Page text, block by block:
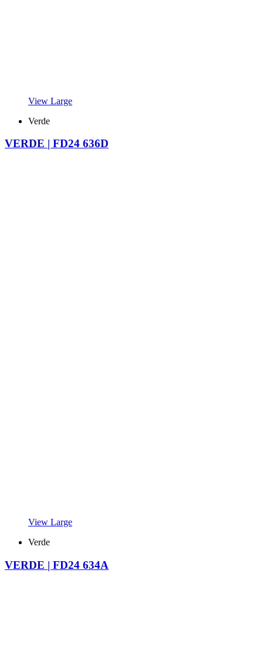
View Large
Verde
VERDE | FD24 636D
View Large
Verde
VERDE | FD24 634A